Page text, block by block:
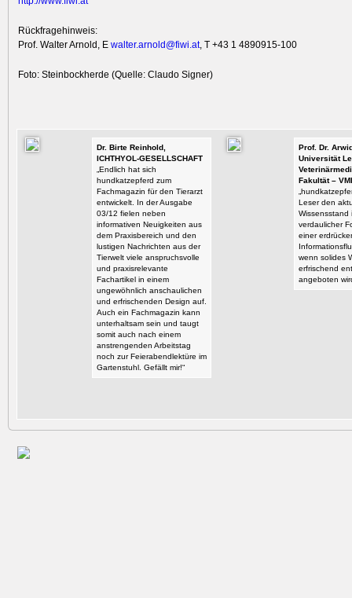
Rückfragehinweis:
Prof. Walter Arnold, E walter.arnold@fiwi.at, T +43 1 4890915-100
Foto: Steinbockherde (Quelle: Claudo Signer)
Dr. Birte Reinhold,
ICHTHYOL-GESELLSCHAFT
„Endlich hat sich
hundkatzepferd zum
Fachmagazin für den Tierarzt
entwickelt. In der Ausgabe
03/12 fielen neben
informativen Neuigkeiten aus
dem Praxisbereich und den
lustigen Nachrichten aus der
Tierwelt viele anspruchsvolle
und praxisrelevante
Fachartikel in einem
ungewöhnlich anschaulichen
und erfrischenden Design auf.
Auch ein Fachmagazin kann
unterhaltsam sein und taugt
somit auch nach einem
anstrengenden Arbeitstag
noch zur Feierabendlektüre im
Gartenstuhl. Gefällt mir!“
Prof. Dr.
Universität
Fakultät –
Leser den
Wissensstand
verdaulicher
einer
wenn solides
erfrischend
angeboten